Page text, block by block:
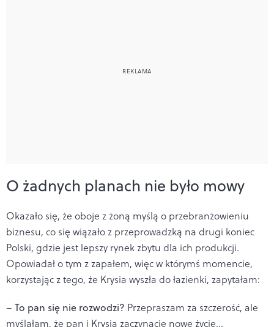
O żadnych planach nie było mowy
Okazało się, że oboje z żoną myślą o przebranżowieniu
biznesu, co się wiązało z przeprowadzką na drugi koniec
Polski, gdzie jest lepszy rynek zbytu dla ich produkcji.
Opowiadał o tym z zapałem, więc w którymś momencie,
korzystając z tego, że Krysia wyszła do łazienki, zapytałam:
– To pan się nie rozwodzi? Przepraszam za szczerość, ale
myślałam, że pan i Krysia zaczynacie nowe życie…